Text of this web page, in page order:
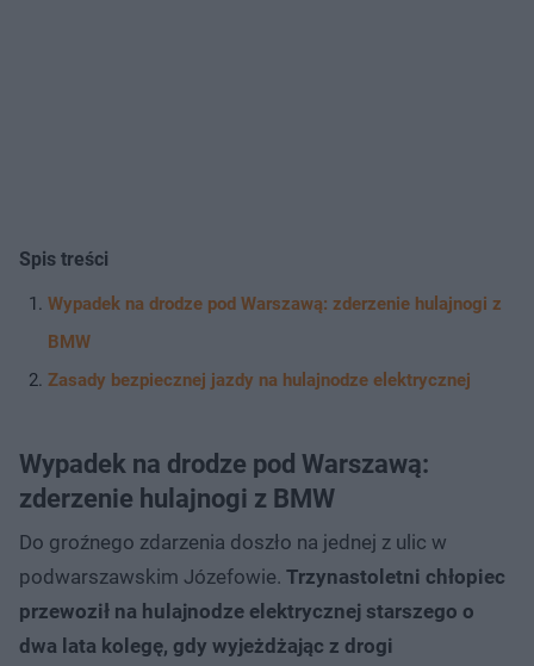
Spis treści
Wypadek na drodze pod Warszawą: zderzenie hulajnogi z
BMW
Zasady bezpiecznej jazdy na hulajnodze elektrycznej
Wypadek na drodze pod Warszawą:
zderzenie hulajnogi z BMW
Do groźnego zdarzenia doszło na jednej z ulic w
podwarszawskim Józefowie. Trzynastoletni chłopiec
przewoził na hulajnodze elektrycznej starszego o
dwa lata kolegę, gdy wyjeżdżając z drogi